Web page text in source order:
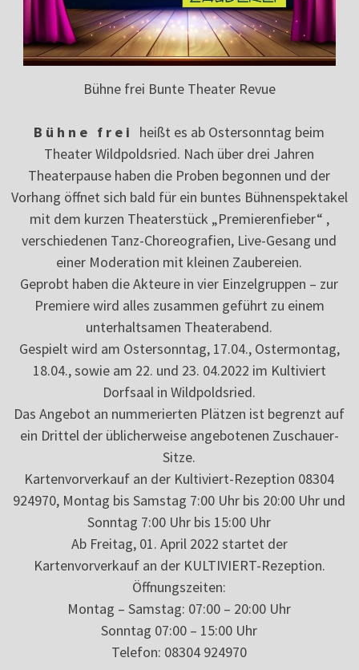
Bühne frei Bunte Theater Revue
B ü h n e f r e i heißt es ab Ostersonntag beim
Theater Wildpoldsried. Nach über drei Jahren
Theaterpause haben die Proben begonnen und der
Vorhang öffnet sich bald für ein buntes Bühnenspektakel
mit dem kurzen Theaterstück „Premierenfieber“ ,
verschiedenen Tanz-Choreografien, Live-Gesang und
einer Moderation mit kleinen Zaubereien.
Geprobt haben die Akteure in vier Einzelgruppen – zur
Premiere wird alles zusammen geführt zu einem
unterhaltsamen Theaterabend.
Gespielt wird am Ostersonntag, 17.04., Ostermontag,
18.04., sowie am 22. und 23. 04.2022 im Kultiviert
Dorfsaal in Wildpoldsried.
Das Angebot an nummerierten Plätzen ist begrenzt auf
ein Drittel der üblicherweise angebotenen Zuschauer-
Sitze.
Kartenvorverkauf an der Kultiviert-Rezeption 08304
924970, Montag bis Samstag 7:00 Uhr bis 20:00 Uhr und
Sonntag 7:00 Uhr bis 15:00 Uhr
Ab Freitag, 01. April 2022 startet der
Kartenvorverkauf an der KULTIVIERT-Rezeption.
Öffnungszeiten:
Montag – Samstag: 07:00 – 20:00 Uhr
Sonntag 07:00 – 15:00 Uhr
Telefon: 08304 924970